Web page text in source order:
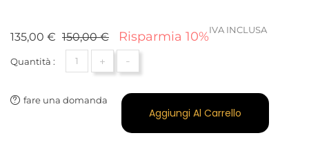
135,00 € 150,00 € Risparmia 10%IVA INCLUSA
Quantità : + -
fare una domanda
Aggiungi Al Carrello